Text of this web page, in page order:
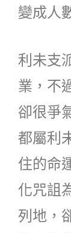
變成人
利未支
業，不
卻很爭
都屬利
住的命
化咒詛
列地，